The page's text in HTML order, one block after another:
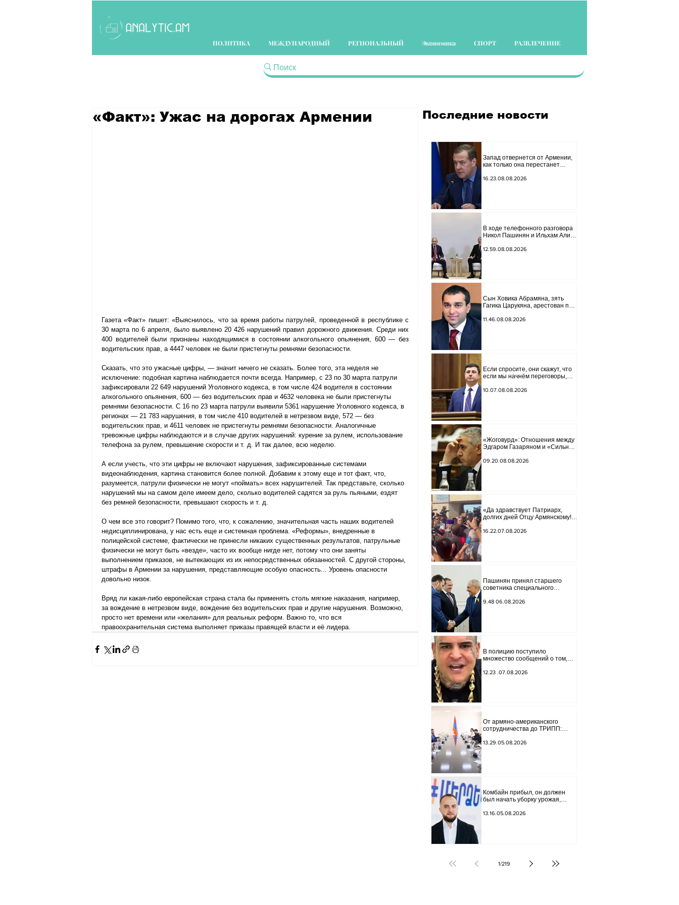
ПОЛИТИКА МЕЖДУНАРОДНЫЙ РЕГИОНАЛЬНЫЙ Экономика СПОРТ РАЗВЛЕЧЕНИЕ
«Факт»: Ужас на дорогах Армении
Газета «Факт» пишет: «Выяснилось, что за время работы патрулей, проведенной в республике с
30 марта по 6 апреля, было выявлено 20 426 нарушений правил дорожного движения. Среди них
400 водителей были признаны находящимися в состоянии алкогольного опьянения, 600 — без
водительских прав, а 4447 человек не были пристегнуты ремнями безопасности.
Сказать, что это ужасные цифры, — значит ничего не сказать. Более того, эта неделя не
исключение: подобная картина наблюдается почти всегда. Например, с 23 по 30 марта патрули
зафиксировали 22 649 нарушений Уголовного кодекса, в том числе 424 водителя в состоянии
алкогольного опьянения, 600 — без водительских прав и 4632 человека не были пристегнуты
ремнями безопасности. С 16 по 23 марта патрули выявили 5361 нарушение Уголовного кодекса, в
регионах — 21 783 нарушения, в том числе 410 водителей в нетрезвом виде, 572 — без
водительских прав, и 4611 человек не пристегнуты ремнями безопасности. Аналогичные
тревожные цифры наблюдаются и в случае других нарушений: курение за рулем, использование
телефона за рулем, превышение скорости и т. д. И так далее, всю неделю.
А если учесть, что эти цифры не включают нарушения, зафиксированные системами
видеонаблюдения, картина становится более полной. Добавим к этому еще и тот факт, что,
разумеется, патрули физически не могут «поймать» всех нарушителей. Так представьте, сколько
нарушений мы на самом деле имеем дело, сколько водителей садятся за руль пьяными, ездят
без ремней безопасности, превышают скорость и т. д.
О чем все это говорит? Помимо того, что, к сожалению, значительная часть наших водителей
недисциплинирована, у нас есть еще и системная проблема. «Реформы», внедренные в
полицейской системе, фактически не принесли никаких существенных результатов, патрульные
физически не могут быть «везде», часто их вообще нигде нет, потому что они заняты
выполнением приказов, не вытекающих из их непосредственных обязанностей. С другой стороны,
штрафы в Армении за нарушения, представляющие особую опасность... Уровень опасности
довольно низок.
Вряд ли какая-либо европейская страна стала бы применять столь мягкие наказания, например,
за вождение в нетрезвом виде, вождение без водительских прав и другие нарушения. Возможно,
просто нет времени или «желания» для реальных реформ. Важно то, что вся
правоохранительная система выполняет приказы правящей власти и её лидера.
Последние новости
Запад отвернется от Армении,
как только она перестанет
как «инструмент против
16.23.08.08.2026
В ходе телефонного разговора
Никол Пашинян и Ильхам Алиев
достигнутый за прошедший год
12.59.08.08.2026
Сын Ховика Абрамяна, зять
Гагика Царукяна, арестован по
убийства.
11.46.08.08.2026
Если спросите, они скажут, что
если мы начнём переговоры,
начнётся война и прочая чушь.
10.07.08.08.2026
«Жоговурд»: Отношения между
Эдгаром Газаряном и «Сильной
09.20.08.08.2026
«Да здравствует Патриарх,
долгих дней Отцу Армянскому!»
16.22.07.08.2026
Пашинян принял старшего
советника специального
миссиям Арье Лайтстоуна и
9.48 06.08.2026
В полицию поступило
множество сообщений о том,
в интернете блогером "Tu-tu-tu
12.23 .07.08.2026
От армяно-американского
сотрудничества до ТРИПП:
советника специального
13.29.05.08.2026
Комбайн прибыл, он должен
был начать уборку урожая,
постановление о запрете
13.16.05.08.2026
1/219